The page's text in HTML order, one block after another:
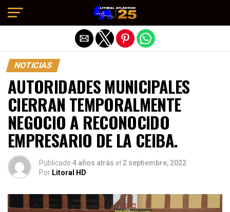
NOTICIAS
AUTORIDADES MUNICIPALES
CIERRAN TEMPORALMENTE
NEGOCIO A RECONOCIDO
EMPRESARIO DE LA CEIBA.
Publicado 4 años atrás el 2 septiembre, 2022
Por Litoral HD
Salir de la versión móvil